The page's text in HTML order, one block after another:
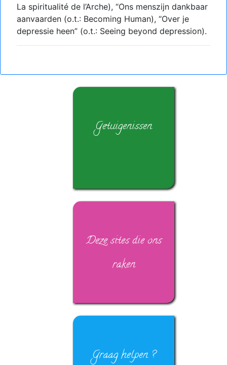
La spiritualité de l’Arche), “Ons menszijn dankbaar
aanvaarden (o.t.: Becoming Human), “Over je
depressie heen” (o.t.: Seeing beyond depression).
Getuigenissen
Deze sites die ons
raken
Graag helpen ?